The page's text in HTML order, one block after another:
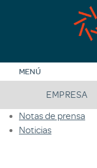
MENÚ
EMPRESA
Notas de prensa
Noticias